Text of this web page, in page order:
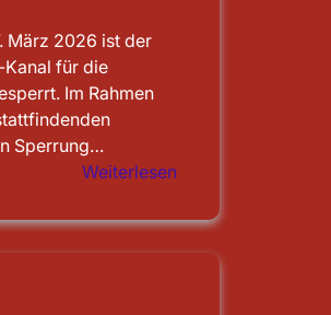
März 2026 ist der
für die
Im Rahmen
Sperrung…
Weiterlesen
Main-